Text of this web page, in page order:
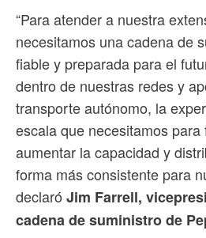
“Para atender a nuestra
necesitamos una cadena de
fiable y preparada para el
dentro de nuestras redes y
transporte autónomo, la
escala que necesitamos
aumentar la capacidad y
forma más consistente para
declaró Jim Farrell,
cadena de suministro de